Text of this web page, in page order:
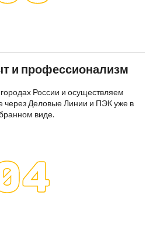
и профессионализм
России и осуществляем
через Деловые Линии и ПЭК уже в
виде.